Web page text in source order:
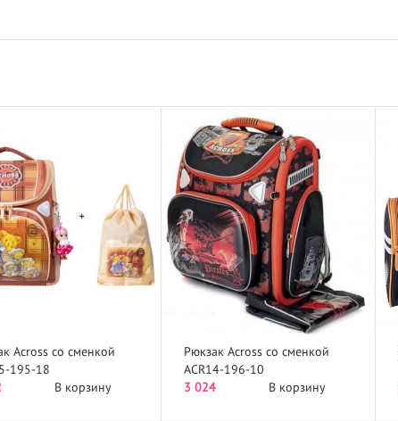
Across со сменкой
195-18
В корзину
Рюкзак Across со сменкой
ACR14-196-10
3 024
В корзину